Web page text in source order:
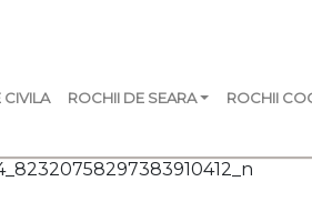
CIVILA ROCHII DE SEARA ROCHII